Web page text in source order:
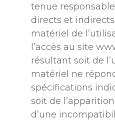
tenue
directs et
matériel de
l’accès au site
résultant soit de
matériel ne
spécifications
soit de
d’une